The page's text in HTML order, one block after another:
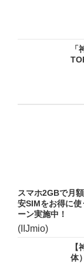
スマホ2GBで月
安SIMをお得に使
ーン実施中！
(IIJmio)
体